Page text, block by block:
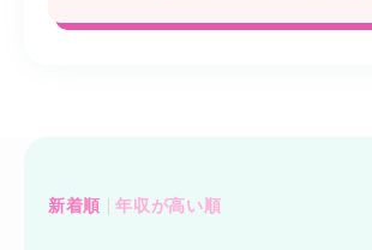
新着順 年収が高い順